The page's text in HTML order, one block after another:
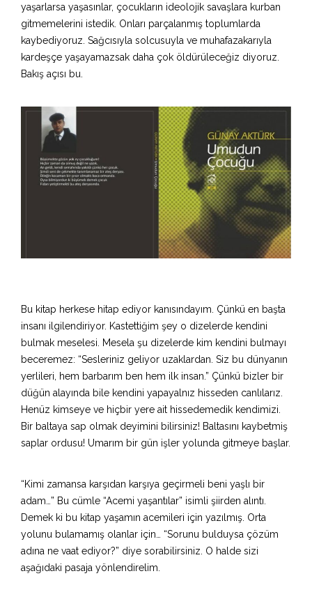
yaşarlarsa yaşasınlar, çocukların ideolojik savaşlara kurban
gitmemelerini istedik. Onları parçalanmış toplumlarda
kaybediyoruz. Sağcısıyla solcusuyla ve muhafazakarıyla
kardeşçe yaşayamazsak daha çok öldürüleceğiz diyoruz.
Bakış açısı bu.
Bu kitap herkese hitap ediyor kanısındayım. Çünkü en başta
insanı ilgilendiriyor. Kastettiğim şey o dizelerde kendini
bulmak meselesi. Mesela şu dizelerde kim kendini bulmayı
beceremez: “Sesleriniz geliyor uzaklardan. Siz bu dünyanın
yerlileri, hem barbarım ben hem ilk insan.” Çünkü bizler bir
düğün alayında bile kendini yapayalnız hisseden canlılarız.
Henüz kimseye ve hiçbir yere ait hissedemedik kendimizi.
Bir baltaya sap olmak deyimini bilirsiniz! Baltasını kaybetmiş
saplar ordusu! Umarım bir gün işler yolunda gitmeye başlar.
“Kimi zamansa karşıdan karşıya geçirmeli beni yaşlı bir
adam…” Bu cümle “Acemi yaşantılar” isimli şiirden alıntı.
Demek ki bu kitap yaşamın acemileri için yazılmış. Orta
yolunu bulamamış olanlar için… “Sorunu bulduysa çözüm
adına ne vaat ediyor?” diye sorabilirsiniz. O halde sizi
aşağıdaki pasaja yönlendirelim.